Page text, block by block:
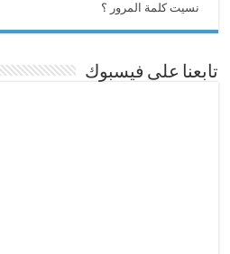
نسيت كلمة المرور ؟
تابعنا على فيسبوك